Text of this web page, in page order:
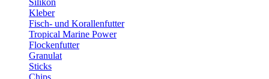
Silikon
Kleber
Fisch- und Korallenfutter
Tropical Marine Power
Flockenfutter
Granulat
Sticks
Chips